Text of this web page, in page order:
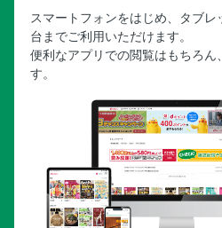
スマートフォンをはじめ、タブ
台までご利用いただけます。
便利なアプリでの閲覧はもちろ
す。